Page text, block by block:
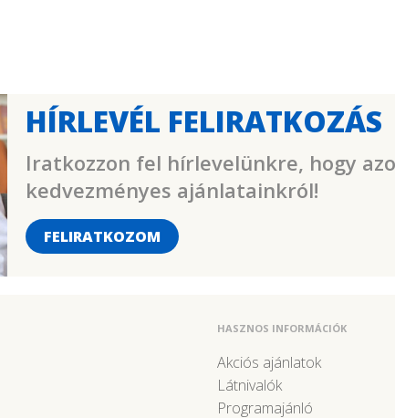
HÍRLEVÉL FELIRATKOZÁS
Iratkozzon fel hírlevelünkre, hogy
kedvezményes ajánlatainkról!
FELIRATKOZOM
HASZNOS INFORMÁCIÓK
Akciós ajánlatok
Látnivalók
Programajánló